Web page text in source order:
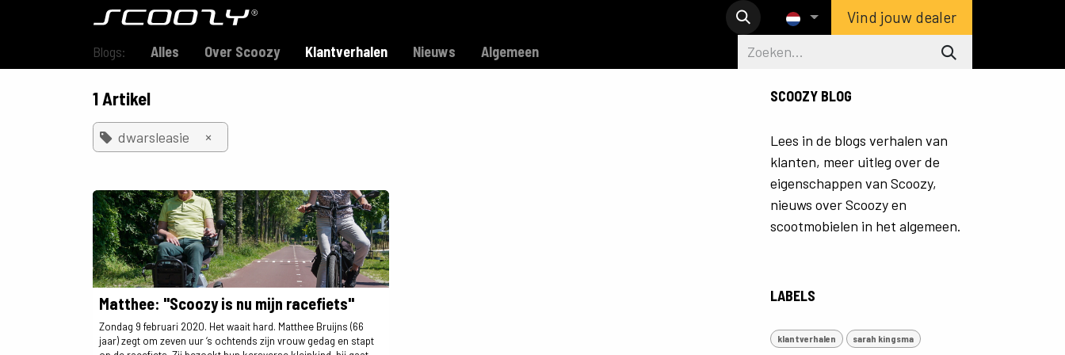
Overslaan naar inhoud Vind jouw dealer
Blogs: Alles Over Scoozy Klantverhalen Nieuws Algemeen
1 Artikel
dwarsleasie ×
Matthee: "Scoozy is nu mijn racefiets"
Zondag 9 februari 2020. Het waait hard. Matthee Bruijns (66
jaar) zegt om zeven uur ‘s ochtends zijn vrouw gedag en stapt
SCOOZY BLOG
Lees in de blogs verhalen van
klanten, meer uitleg over de
eigenschappen van Scoozy,
nieuws over Scoozy en
scootmobielen in het algemeen.
LABELS
klantverhalen sarah kingsma